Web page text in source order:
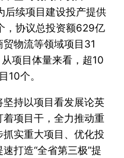
后续项目建设投产提供
，协议总投资额629亿
物流等领域项目31
项目体量来看，超10
10个。
持以项目看发展论英
项目干，全力推动重
实重大项目、优化投
打造“全省第三极”提